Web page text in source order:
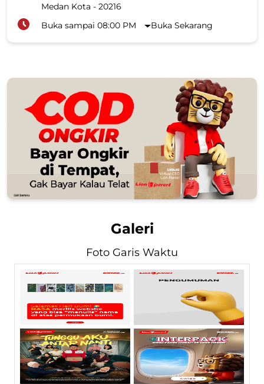
Medan Kota - 20216
Buka sampai 08:00 PM
Buka Sekarang
Galeri
Foto Garis Waktu